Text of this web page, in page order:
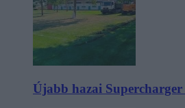
Újabb hazai Supercharger